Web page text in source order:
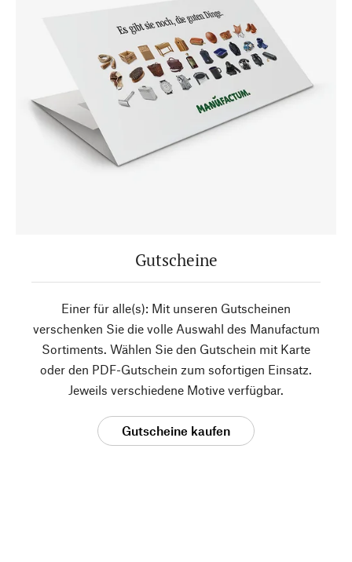
Gutscheine
Einer für alle(s): Mit unseren Gutscheinen
verschenken Sie die volle Auswahl des Manufactum
Sortiments. Wählen Sie den Gutschein mit Karte
oder den PDF-Gutschein zum sofortigen Einsatz.
Jeweils verschiedene Motive verfügbar.
Gutscheine kaufen